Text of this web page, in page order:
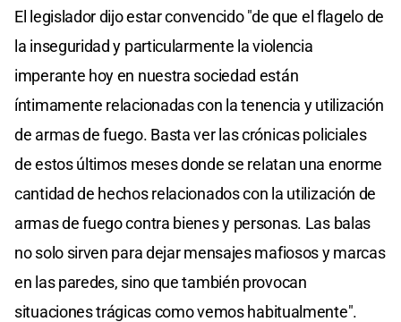
El legislador dijo estar convencido "de que el flagelo de
la inseguridad y particularmente la violencia
imperante hoy en nuestra sociedad están
íntimamente relacionadas con la tenencia y utilización
de armas de fuego. Basta ver las crónicas policiales
de estos últimos meses donde se relatan una enorme
cantidad de hechos relacionados con la utilización de
armas de fuego contra bienes y personas. Las balas
no solo sirven para dejar mensajes mafiosos y marcas
en las paredes, sino que también provocan
situaciones trágicas como vemos habitualmente".